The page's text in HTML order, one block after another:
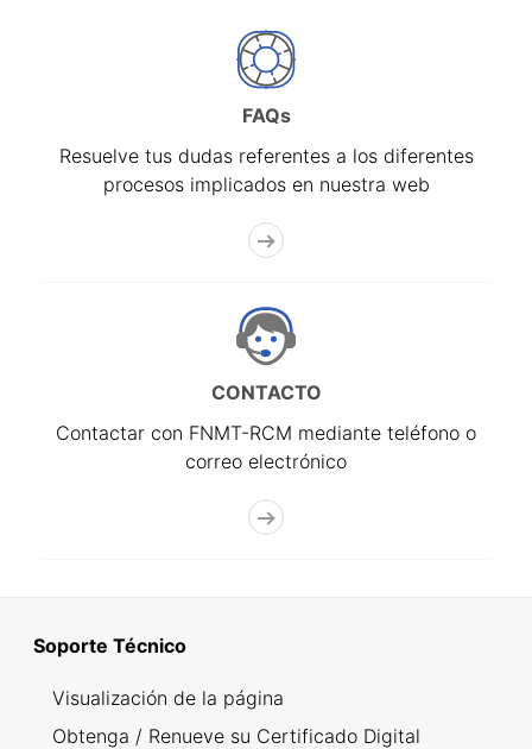
FAQs
Resuelve tus dudas referentes a los diferentes
procesos implicados en nuestra web
CONTACTO
Contactar con FNMT-RCM mediante teléfono o
correo electrónico
Soporte Técnico
Visualización de la página
Obtenga / Renueve su Certificado Digital